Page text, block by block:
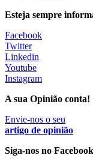
MAIS NOTÍCIAS
Enfermeiros exigem
privada da ULS do
7 Ago, 2026
Estudantes de
Assembly
6 Ago, 2026 0
Esteja sempre
Facebook
Twitter
Linkedin
Youtube
Instagram
A sua Opinião conta!
Envie-nos o seu
artigo de opinião
Siga-nos no Facebook